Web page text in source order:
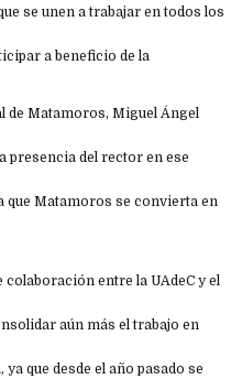
se unen a trabajar en todos los
a beneficio de la
de Matamoros, Miguel Ángel
presencia del rector en ese
que Matamoros se convierta en
entre la UAdeC y el
aún más el trabajo en
que desde el año pasado se